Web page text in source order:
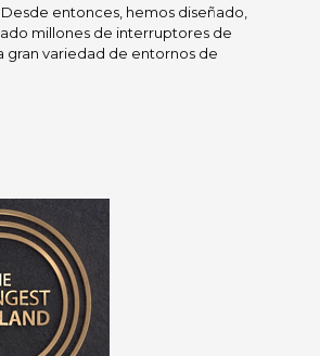
entonces, hemos diseñado,
millones de interruptores de
gran variedad de entornos de